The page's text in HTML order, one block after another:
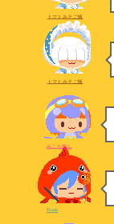
トマトみそご飯
トマトみそご飯
みこち推し
Noah